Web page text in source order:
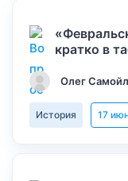
кратко в
Олег
История 17